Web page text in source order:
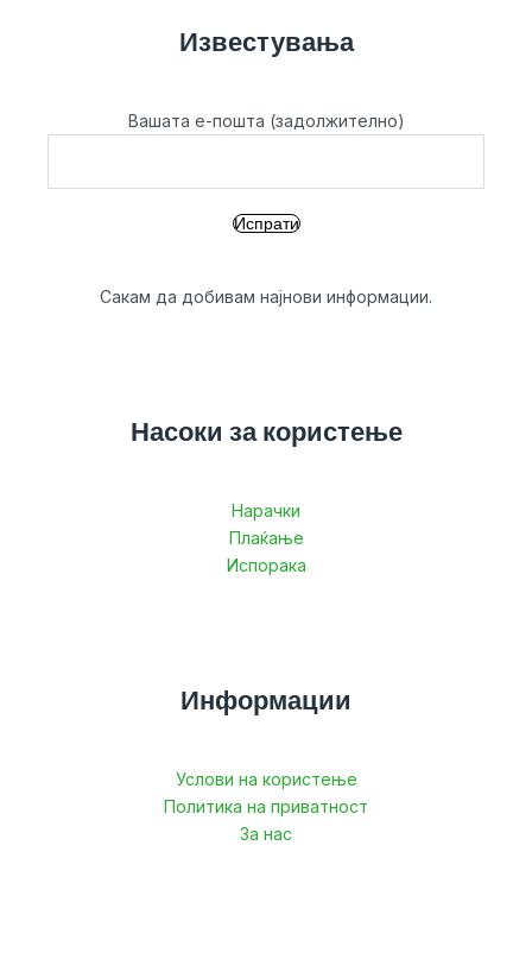
Известувања
Вашата е-пошта (задолжително)
Сакам да добивам најнови информации.
Насоки за користење
Нарачки
Плаќање
Испорака
Информации
Услови на користење
Политика на приватност
За нас